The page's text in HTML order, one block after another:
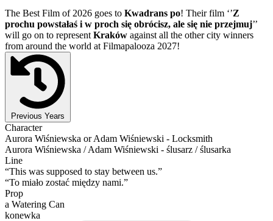
The Best Film of 2026 goes to Kwadrans po! Their film ‘’Z
prochu powstałaś i w proch się obrócisz, ale się nie przejmuj’’
will go on to represent Kraków against all the other city winners
from around the world at Filmapalooza 2027!
Previous Years
Character
Aurora Wiśniewska or Adam Wiśniewski - Locksmith
Aurora Wiśniewska / Adam Wiśniewski - ślusarz / ślusarka
Line
“This was supposed to stay between us.”
“To miało zostać między nami.”
Prop
a Watering Can
konewka